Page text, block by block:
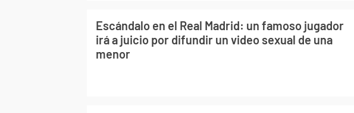
Escándalo en el Real Madrid: un famoso jugador
irá a juicio por difundir un video sexual de una
menor